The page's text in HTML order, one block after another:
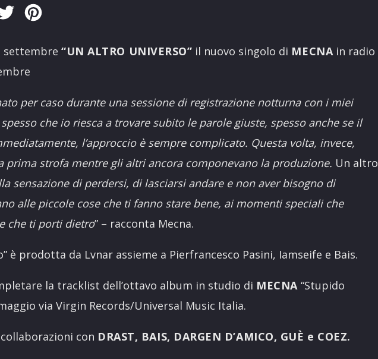
Twitter
settembre“UN ALTRO UNIVERSO” il nuovo singolo di MECNAin radio
per caso durante una sessione di registrazione notturna con i miei
che io riesca a trovare subito le parole giuste, spesso anche se il
l’approccio è sempre complicato. Questa volta, invece,
prima strofa mentre gli altri ancora componevano la produzione. Un altro
sensazione di perdersi, di lasciarsi andare e non aver bisogno di
alle piccole cose che ti fanno stare bene, ai momenti speciali che
che ti porti dietro” – racconta Mecna.
è prodotta da Lvnar assieme a Pierfrancesco Pasini, Iamseife e Bais.
la tracklist dell’ottavo album in studio di MECNA“Stupido
via Virgin Records/Universal Music Italia.
con DRAST, BAIS, DARGEN D’AMICO, GUÈ e COEZ.